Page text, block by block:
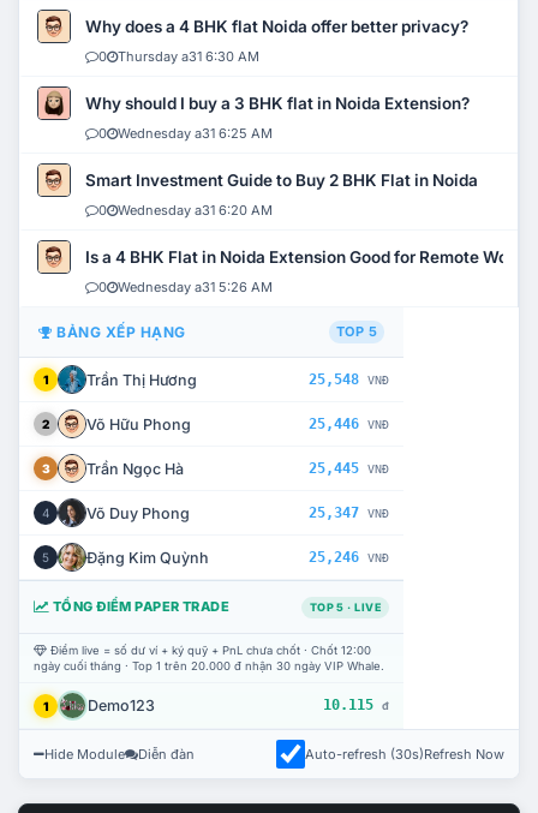
Why does a 4 BHK flat Noida offer better privacy?
0 Thursday a31 6:30 AM
Why should I buy a 3 BHK flat in Noida Extension?
0 Wednesday a31 6:25 AM
Smart Investment Guide to Buy 2 BHK Flat in Noida
0 Wednesday a31 6:20 AM
Is a 4 BHK Flat in Noida Extension Good for Remote Work?
0 Wednesday a31 5:26 AM
BẢNG XẾP HẠNG TOP 5
1 Trần Thị Hương 25,548 VNĐ
2 Võ Hữu Phong 25,446 VNĐ
3 Trần Ngọc Hà 25,445 VNĐ
4 Võ Duy Phong 25,347 VNĐ
5 Đặng Kim Quỳnh 25,246 VNĐ
TỔNG ĐIỂM PAPER TRADE TOP 5 · LIVE
Điểm live = số dư ví + ký quỹ + PnL chưa chốt · Chốt 12:00
ngày cuối tháng · Top 1 trên 20.000 đ nhận 30 ngày VIP Whale.
1 Demo123 10.115 đ
Hide Module Diễn đàn Auto-refresh (30s)Refresh Now